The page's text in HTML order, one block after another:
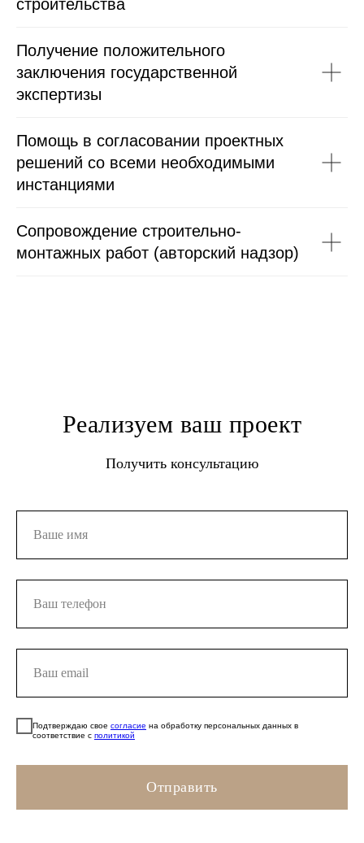
строительства
Получение положительного
заключения государственной
экспертизы
Помощь в согласовании проектных
решений со всеми необходимыми
инстанциями
Сопровождение строительно-
монтажных работ (авторский надзор)
Реализуем ваш проект
Получить консультацию
Подтверждаю свое согласие на обработку персональных данных в
соответствие с политикой
Отправить
Политика в отношении обработки персональных данных
+7 (495) 118 25 11